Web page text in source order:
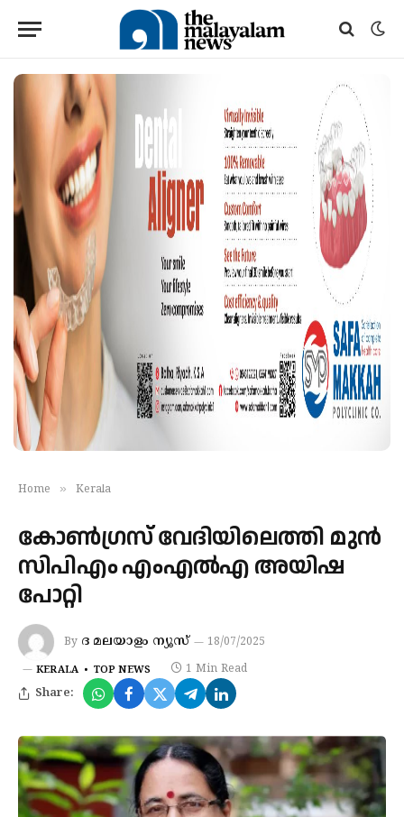
Home » Kerala
കോണ്‍ഗ്രസ് വേദിയിലെത്തി മുന്‍
സിപിഎം എംഎല്‍എ അയിഷ
പോറ്റി
By ദ മലയാളം ന്യൂസ് 18/07/2025
KERALA TOP NEWS 1 Min Read
Share: